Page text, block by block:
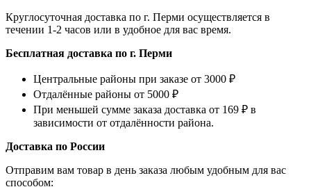
Круглосуточная доставка по г. Перми осуществляется в
течении 1-2 часов или в удобное для вас время.
Бесплатная доставка по г. Перми
Центральные районы при заказе от 3000 ₽
Отдалённые районы от 5000 ₽
При меньшей сумме заказа доставка от 169 ₽ в
зависимости от отдалённости района.
Доставка по России
Отправим вам товар в день заказа любым удобным для вас
способом: